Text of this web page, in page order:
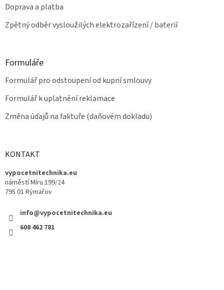
Doprava a platba
Zpětný odběr vysloužilých elektrozařízení / baterií
Formuláře
Formulář pro odstoupení od kupní smlouvy
Formulář k uplatnění reklamace
Změna údajů na faktuře (daňovém dokladu)
KONTAKT
vypocetnitechnika.eu
náměstí Míru 199/24
795 01 Rýmařov
info@vypocetnitechnika.eu
608 462 781